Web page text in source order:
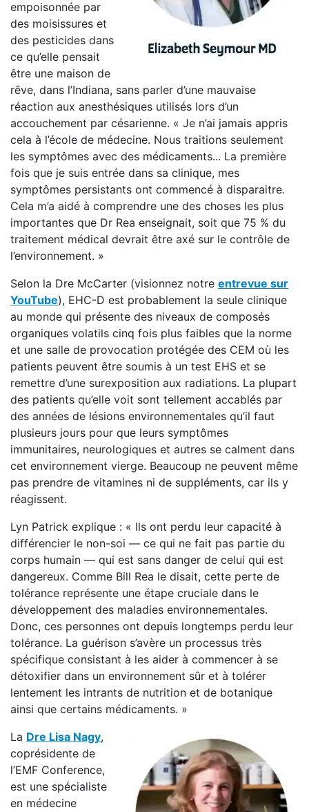
empoisonnée par
des moisissures et
des pesticides dans
ce qu’elle pensait
être une maison de
rêve, dans l’Indiana, sans parler d’une mauvaise
réaction aux anesthésiques utilisés lors d’un
accouchement par césarienne. « Je n’ai jamais appris
cela à l’école de médecine. Nous traitions seulement
les symptômes avec des médicaments... La première
fois que je suis entrée dans sa clinique, mes
symptômes persistants ont commencé à disparaitre.
Cela m’a aidé à comprendre une des choses les plus
importantes que Dr Rea enseignait, soit que 75 % du
traitement médical devrait être axé sur le contrôle de
l’environnement. »
Selon la Dre McCarter (visionnez notre entrevue sur
YouTube), EHC-D est probablement la seule clinique
au monde qui présente des niveaux de composés
organiques volatils cinq fois plus faibles que la norme
et une salle de provocation protégée des CEM où les
patients peuvent être soumis à un test EHS et se
remettre d’une surexposition aux radiations. La plupart
des patients qu’elle voit sont tellement accablés par
des années de lésions environnementales qu’il faut
plusieurs jours pour que leurs symptômes
immunitaires, neurologiques et autres se calment dans
cet environnement vierge. Beaucoup ne peuvent même
pas prendre de vitamines ni de suppléments, car ils y
réagissent.
Lyn Patrick explique : « Ils ont perdu leur capacité à
différencier le non-soi — ce qui ne fait pas partie du
corps humain — qui est sans danger de celui qui est
dangereux. Comme Bill Rea le disait, cette perte de
tolérance représente une étape cruciale dans le
développement des maladies environnementales.
Donc, ces personnes ont depuis longtemps perdu leur
tolérance. La guérison s’avère un processus très
spécifique consistant à les aider à commencer à se
détoxifier dans un environnement sûr et à tolérer
lentement les intrants de nutrition et de botanique
ainsi que certains médicaments. »
La Dre Lisa Nagy,
coprésidente de
l’EMF Conference,
est une spécialiste
en médecine